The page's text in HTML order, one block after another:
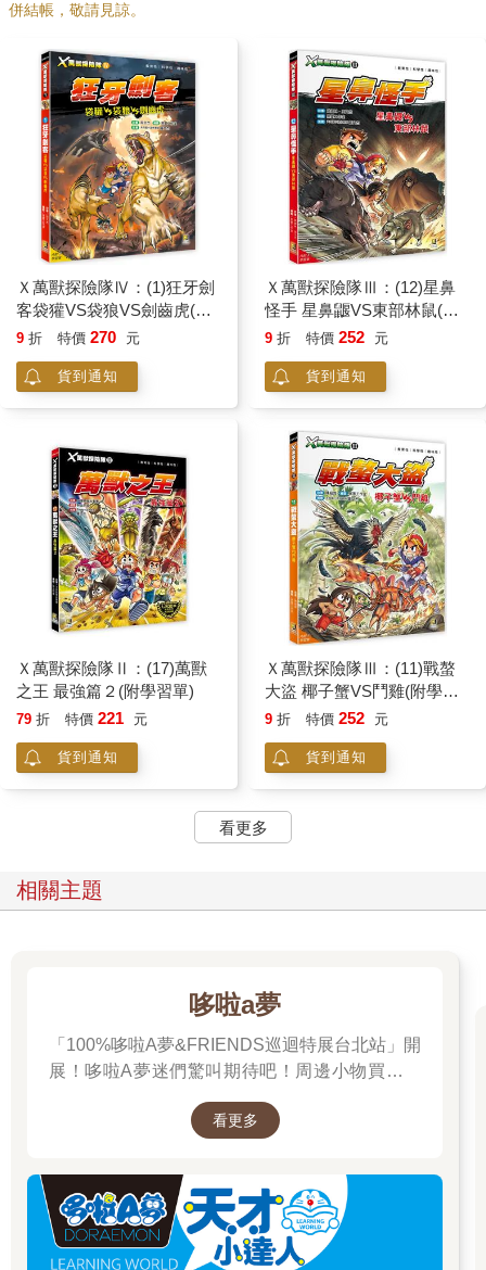
併結帳，敬請見諒。
Ｘ萬獸探險隊Ⅳ：(1)狂牙劍
客袋獾VS袋狼VS劍齒虎(附
學習單)
9 折 特價 270 元
貨到通知
Ｘ萬獸探險隊Ⅲ：(12)星鼻
怪手 星鼻鼴VS東部林鼠(附
學習單)
9 折 特價 252 元
貨到通知
Ｘ萬獸探險隊Ⅱ：(17)萬獸
之王 最強篇２(附學習單)
79 折 特價 221 元
貨到通知
Ｘ萬獸探險隊Ⅲ：(11)戰螯
大盜 椰子蟹VS鬥雞(附學習
單)
9 折 特價 252 元
貨到通知
看更多
相關主題
哆啦a夢
「100%哆啦A夢&FRIENDS巡迴特展台北站」開
展！哆啦A夢迷們驚叫期待吧！周邊小物買起來
看更多